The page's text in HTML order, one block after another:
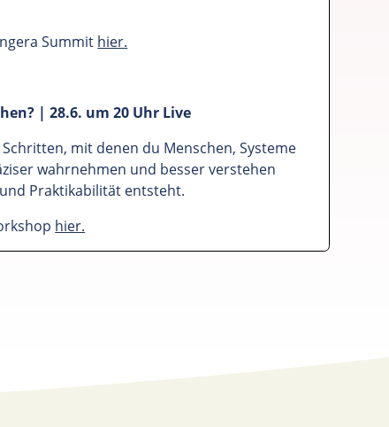
Summit hier.
| 28.6. um 20 Uhr Live
mit denen du Menschen, Systeme
wahrnehmen und besser verstehen
Praktikabilität entsteht.
hier.